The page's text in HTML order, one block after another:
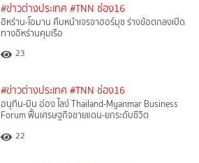
#ข่าวต่างประเทศ #TNN ช่อง16
อิหร่าน-โอมาน คืบหน้าเจรจาฮอร์มุซ ร่างข้อตกลงเปิด
ทางอิหร่านคุมเรือ
23
#ข่าวต่างประเทศ #TNN ช่อง16
อนุทิน-มิน อ่อง ไลง์ Thailand-Myanmar Business
Forum ฟื้นเศรษฐกิจชายแดน-ยกระดับชีวิต
22